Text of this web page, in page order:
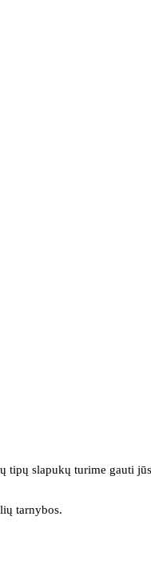
tipų slapukų turime gauti
tarnybos.